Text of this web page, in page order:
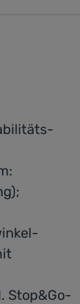
Stop&Go-